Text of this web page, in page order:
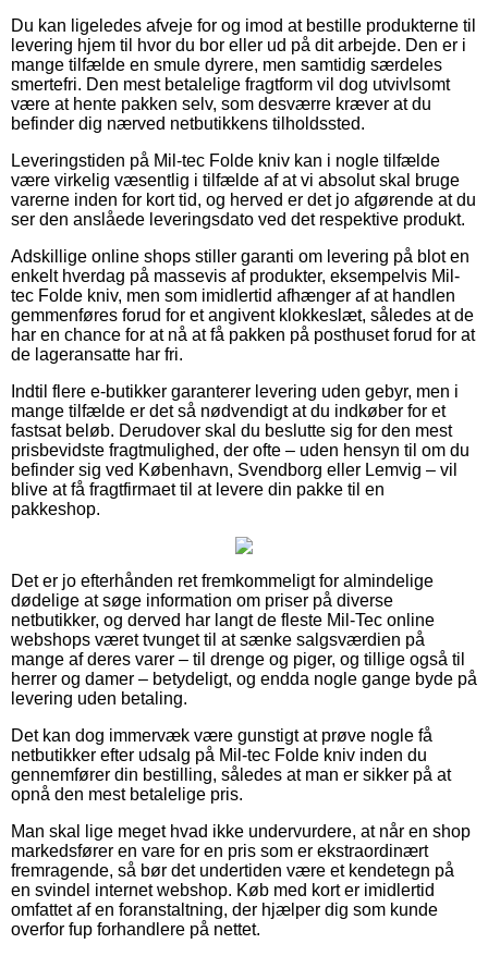
Du kan ligeledes afveje for og imod at bestille produkterne til
levering hjem til hvor du bor eller ud på dit arbejde. Den er i
mange tilfælde en smule dyrere, men samtidig særdeles
smertefri. Den mest betalelige fragtform vil dog utvivlsomt
være at hente pakken selv, som desværre kræver at du
befinder dig nærved netbutikkens tilholdssted.
Leveringstiden på Mil-tec Folde kniv kan i nogle tilfælde
være virkelig væsentlig i tilfælde af at vi absolut skal bruge
varerne inden for kort tid, og herved er det jo afgørende at du
ser den anslåede leveringsdato ved det respektive produkt.
Adskillige online shops stiller garanti om levering på blot en
enkelt hverdag på massevis af produkter, eksempelvis Mil-
tec Folde kniv, men som imidlertid afhænger af at handlen
gemmenføres forud for et angivent klokkeslæt, således at de
har en chance for at nå at få pakken på posthuset forud for at
de lageransatte har fri.
Indtil flere e-butikker garanterer levering uden gebyr, men i
mange tilfælde er det så nødvendigt at du indkøber for et
fastsat beløb. Derudover skal du beslutte sig for den mest
prisbevidste fragtmulighed, der ofte – uden hensyn til om du
befinder sig ved København, Svendborg eller Lemvig – vil
blive at få fragtfirmaet til at levere din pakke til en
pakkeshop.
Det er jo efterhånden ret fremkommeligt for almindelige
dødelige at søge information om priser på diverse
netbutikker, og derved har langt de fleste Mil-Tec online
webshops været tvunget til at sænke salgsværdien på
mange af deres varer – til drenge og piger, og tillige også til
herrer og damer – betydeligt, og endda nogle gange byde på
levering uden betaling.
Det kan dog immervæk være gunstigt at prøve nogle få
netbutikker efter udsalg på Mil-tec Folde kniv inden du
gennemfører din bestilling, således at man er sikker på at
opnå den mest betalelige pris.
Man skal lige meget hvad ikke undervurdere, at når en shop
markedsfører en vare for en pris som er ekstraordinært
fremragende, så bør det undertiden være et kendetegn på
en svindel internet webshop. Køb med kort er imidlertid
omfattet af en foranstaltning, der hjælper dig som kunde
overfor fup forhandlere på nettet.